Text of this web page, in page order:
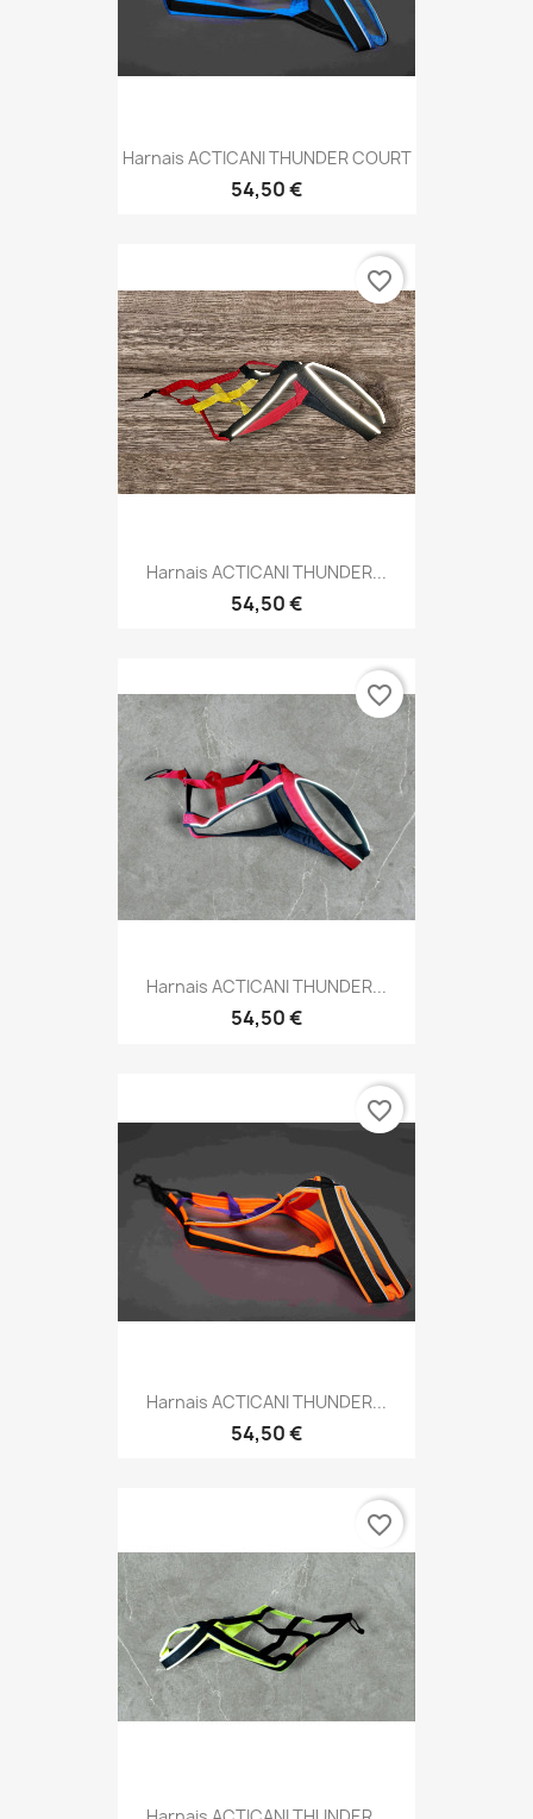
Harnais ACTICANI THUNDER COURT
54,50 €
Harnais ACTICANI THUNDER...
54,50 €
favorite_border
Harnais ACTICANI THUNDER...
54,50 €
favorite_border
Harnais ACTICANI THUNDER...
54,50 €
favorite_border
favorite_border